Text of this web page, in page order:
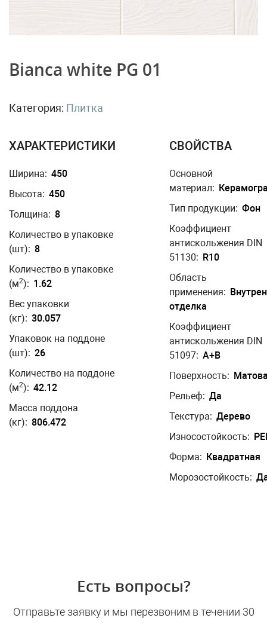
Bianca white PG 01
Категория: Плитка
ХАРАКТЕРИСТИКИ
Ширина: 450
Высота: 450
Толщина: 8
Количество в упаковке
(шт): 8
Количество в упаковке
(м2): 1.62
Вес упаковки
(кг): 30.057
Упаковок на поддоне
(шт): 26
Количество на поддоне
(м2): 42.12
Масса поддона
(кг): 806.472
СВОЙСТВА
Основной
материал:
Тип продукции: Фон
Коэффициент
антискольжения DIN
51130: R10
Область
применения:
отделка
Коэффициент
антискольжения DIN
51097: A+B
Поверхность:
Рельеф: Да
Текстура: Дерево
Износостойкость:
Форма: Квадратная
Морозостойкость:
Есть вопросы?
Отправьте заявку и мы перезвоним в течении 30